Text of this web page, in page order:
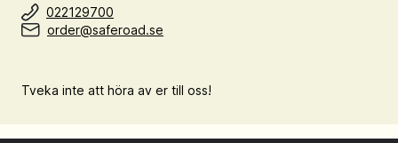
022129700
order@saferoad.se